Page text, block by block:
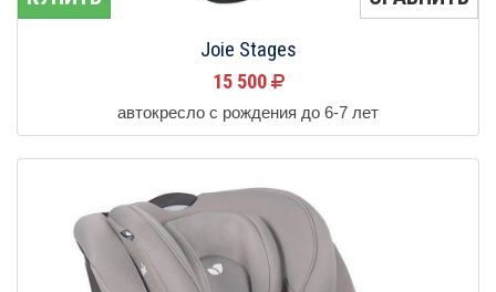
Joie Stages
15 500
автокресло с рождения до 6-7 лет